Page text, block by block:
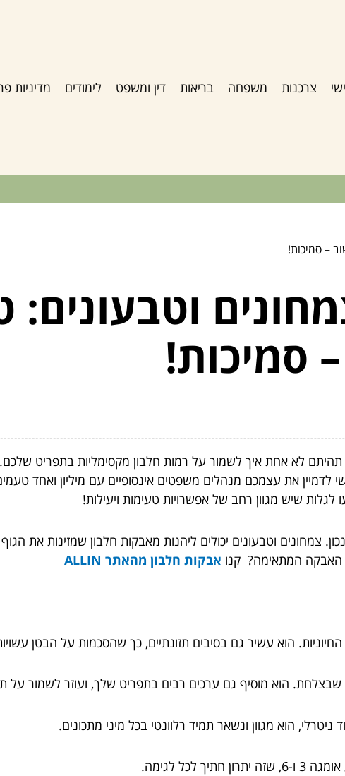
צרכנות משפחה בריאות דין ומשפט לימודים מדיניות
– סמיכות!
וטבעונים:
סמיכות!
לא אחת איך לשמור על רמות חלבון מקסימליות בתפריט
לדמיין את עצמכם מנהלים משפטים אינסופיים עם מיליון ואחד
שיש מגוון רחב של אפשרויות טעימות ויעילות!
צמחונים וטבעונים יכולים ליהנות מאבקות חלבון שמזינות את
האבקה המתאימה? קנו אבקות חלבון מהאתר ALLIN